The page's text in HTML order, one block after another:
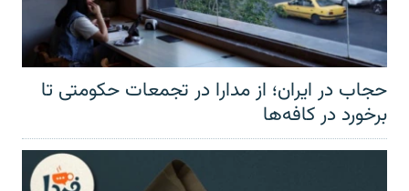
حجاب در ایران؛ از مدارا در تجمعات حکومتی تا
برخورد در کافه‌ها